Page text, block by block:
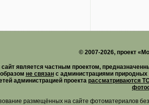
© 2007-2026, проект
является частным проектом,
не связанс администрациями природных
администрацией проекта рассматриваются
размещённых на сайте фотоматериалов